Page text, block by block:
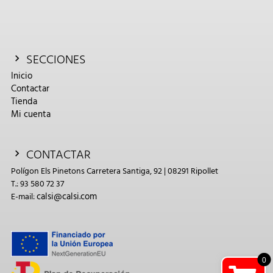
SECCIONES
Inicio
Contactar
Tienda
Mi cuenta
CONTACTAR
Polígon Els Pinetons Carretera Santiga, 92 | 08291 Ripollet
T.: 93 580 72 37
E-mail:calsi@calsi.com
0